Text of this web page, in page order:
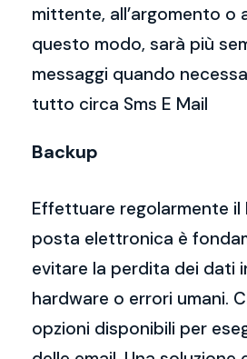
mittente, all’argomento o
questo modo, sarà più
messaggi quando
tutto circa Sms E Mail
Backup
Effettuare regolarmente il
posta elettronica è
evitare la perdita dei dati
hardware o errori umani.
opzioni disponibili per